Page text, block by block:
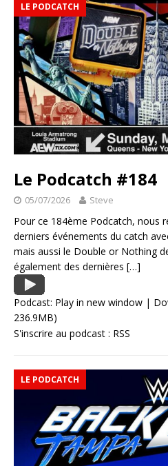
LE PODCATCH
Le Podcatch #184
05/07/2026 Steve
Pour ce 184ème Podcatch, nous
derniers événements du catch
mais aussi le Double or Nothing
également des dernières […]
Podcast: Play in new window |
236.9MB)
S'inscrire au podcast : RSS
LE PODCATCH